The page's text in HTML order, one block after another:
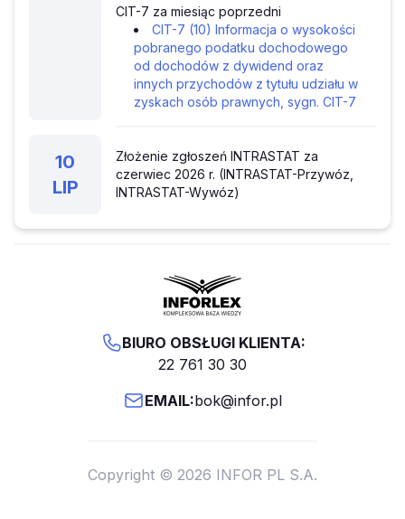
CIT-7 za miesiąc poprzedni
CIT-7 (10) Informacja o wysokości
pobranego podatku dochodowego
od dochodów z dywidend oraz
innych przychodów z tytułu udziału w
zyskach osób prawnych, sygn. CIT-7
10
LIP
Złożenie zgłoszeń INTRASTAT za
czerwiec 2026 r. (INTRASTAT-Przywóz,
INTRASTAT-Wywóz)
BIURO OBSŁUGI KLIENTA:
22 761 30 30
EMAIL:bok@infor.pl
Copyright © 2026 INFOR PL S.A.